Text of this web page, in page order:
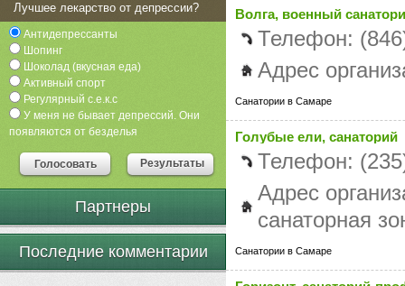
Лучшее лекарство от депрессии?
Антидепрессанты
Шопинг
Шоколад (вкусная еда)
Активный спорт
Регулярный с.е.к.с
У меня не бывает депрессий. Они
появляются от безделья
Голосовать Результаты
Партнеры
Последние комментарии
Волга, военный
Телефон:
Адрес
Санатории в Самаре
Голубые ели, санаторий
Телефон:
Адрес
санаторная
Санатории в Самаре